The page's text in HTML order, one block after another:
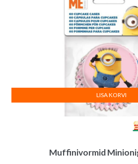
Muffinivormid
LISA KORVI